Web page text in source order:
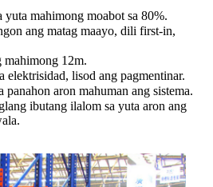
mahimong moabot sa 80%.
ang matag maayo, dili first-in,
12m.
elektrisidad, lisod ang pagmentinar.
panahon aron mahuman ang sistema.
ibutang ilalom sa yuta aron ang